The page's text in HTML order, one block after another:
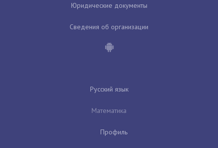
Юридические документы
Сведения об организации
Русский язык
Математика
Профиль